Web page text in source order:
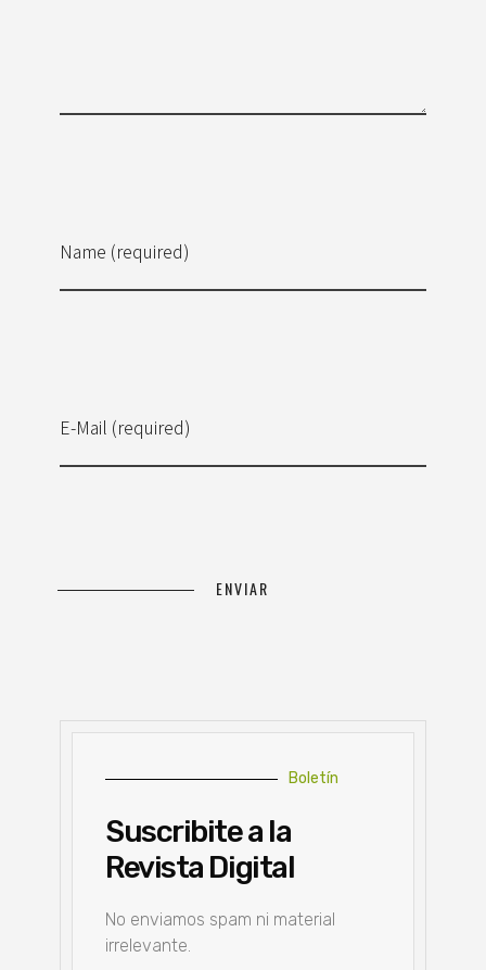
Name (required)
E-Mail (required)
Boletín
Suscribite a la
Revista Digital
No enviamos spam ni material
irrelevante.